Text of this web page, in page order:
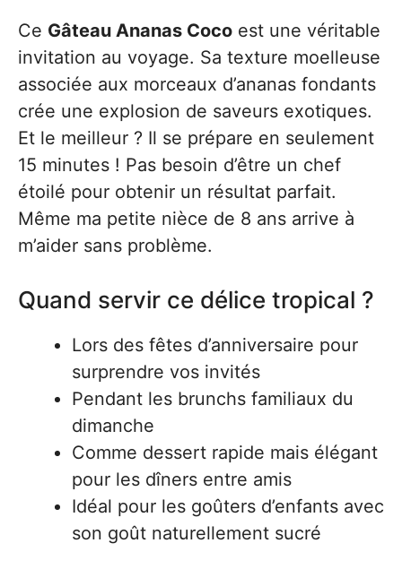
Ce Gâteau Ananas Coco est une véritable
invitation au voyage. Sa texture moelleuse
associée aux morceaux d’ananas fondants
crée une explosion de saveurs exotiques.
Et le meilleur ? Il se prépare en seulement
15 minutes ! Pas besoin d’être un chef
étoilé pour obtenir un résultat parfait.
Même ma petite nièce de 8 ans arrive à
m’aider sans problème.
Quand servir ce délice tropical ?
Lors des fêtes d’anniversaire pour
surprendre vos invités
Pendant les brunchs familiaux du
dimanche
Comme dessert rapide mais élégant
pour les dîners entre amis
Idéal pour les goûters d’enfants avec
son goût naturellement sucré